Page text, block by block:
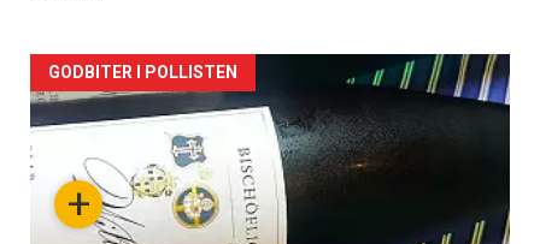
Forsiden
akkurat
nå+
GODBITER I POLLISTEN